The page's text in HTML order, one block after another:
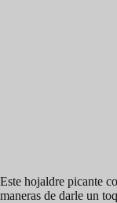
Este hojaldre picante
maneras de darle un